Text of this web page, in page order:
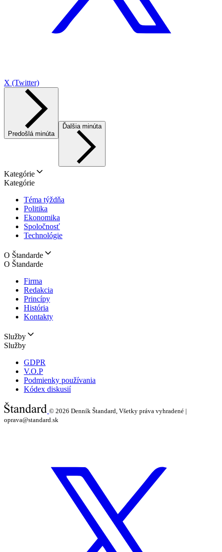
X (Twitter)
Predošlá minúta
Ďalšia minúta
Kategórie
Kategórie
Téma týždňa
Politika
Ekonomika
Spoločnosť
Technológie
O Štandarde
O Štandarde
Firma
Redakcia
Princípy
História
Kontakty
Služby
Služby
GDPR
V.O.P
Podmienky používania
Kódex diskusií
© 2026 Denník Štandard, Všetky práva vyhradené |
oprava@standard.sk